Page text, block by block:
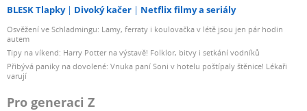
BLESK Tlapky Divoký kačer Netflix filmy a seriály
Osvěžení ve Schladmingu: Lamy, ferraty i koulovačka v létě jsou jen pár hodin
autem
Tipy na víkend: Harry Potter na výstavě! Folklor, bitvy i setkání vodníků
Přibývá paniky na dovolené: Vnuka paní Soni v hotelu poštípaly štěnice! Lékaři
varují
Pro generaci Z